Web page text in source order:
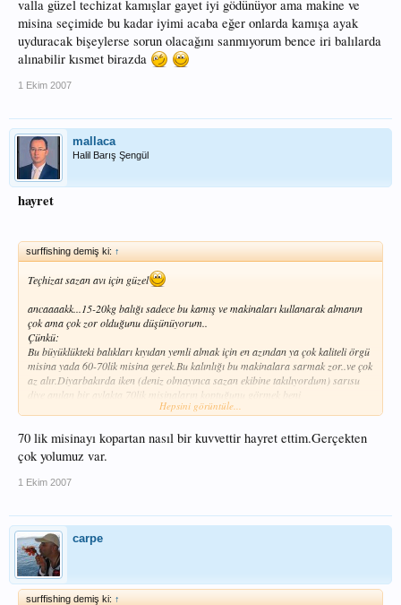
valla güzel techizat kamışlar gayet iyi gödünüyor ama makine ve
misina seçimide bu kadar iyimi acaba eğer onlarda kamışa ayak
uyduracak bişeylerse sorun olacağını sanmıyorum bence iri balılarda
alınabilir kısmet birazda
1 Ekim 2007
mallaca
Halil Barış Şengül
hayret
surffishing demiş ki: ↑
Teçhizat sazan avı için güzel
ancaaaakk...15-20kg balığı sadece bu kamış ve makinaları kullanarak almanın
çok ama çok zor olduğunu düşünüyorum..
Çünkü:
Bu büyüklükteki balıkları kıyıdan yemli almak için en azından ya çok kaliteli örgü
misina yada 60-70lik misina gerek.Bu kalınlığı bu makinalara sarmak zor..ve çok
az alır.Diyarbakırda iken (deniz olmayınca sazan ekibine takılıyordum) sarısu
diye anılan bir avlakta 70lik misinaların koptuğunu görmek beni
şaşırtmıştı.Alınan aynalılar en büyükleri 14-15 kg oluyordu.daha irilerini almak
shimano ve daıwa makine..Shımano 0.37 Misina ile avlanmama rağmen bu ara
3-4 kez 10kg ye yakın minekopu alamadım 7,5kg lik kalamayı(force gage ile
ayarlamıştım)banamısın demeden 70m ye yakın sürükledi..avlak kayalık
oluncada biyere takıyor misinayı..20kg lik balığı düşünemiyorum
Hepsini görüntüle...
70 lik misinayı kopartan nasıl bir kuvvettir hayret ettim.Gerçekten
çok yolumuz var.
1 Ekim 2007
carpe
surffishing demiş ki: ↑